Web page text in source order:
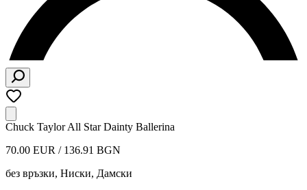
Chuck Taylor All Star Dainty Ballerina
70.00 EUR / 136.91 BGN
без връзки, Ниски, Дамски